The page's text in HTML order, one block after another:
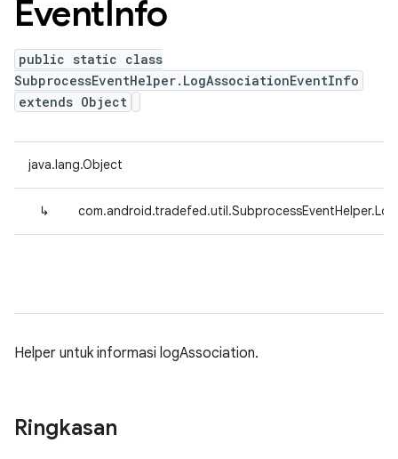
EventInfo
public static class
SubprocessEventHelper.LogAssociationEventInfo
extends Object
java.lang.Object
↳
Helper untuk informasi logAssociation.
Ringkasan